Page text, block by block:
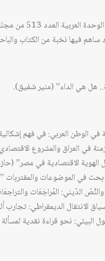
العدد 513 من مجلة
فيها نخبة من الكتاب
هل هي الداء” (منير شفيق).
في الوطن العربي: في فهم
في العراق والمشروع
الهوية الاقتصادية في مصر”
بحث في الموضوعات والمقتربات
والنَّصّ الدّيني: المُراجَعَات
سياق الانتقال الديمقراطي:
البيئي: نحو قراءة نقدية